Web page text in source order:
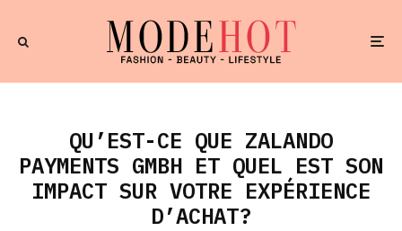
QU’EST-CE QUE ZALANDO
PAYMENTS GMBH ET QUEL EST SON
IMPACT SUR VOTRE EXPÉRIENCE
D’ACHAT?